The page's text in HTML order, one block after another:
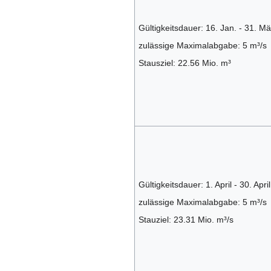
Gültigkeitsdauer: 16. Jan. - 31.
zulässige Maximalabgabe: 5 m³/s
Stausziel: 22.56 Mio. m³
Gültigkeitsdauer: 1. April - 30. April
zulässige Maximalabgabe: 5 m³/s
Stauziel: 23.31 Mio. m³/s